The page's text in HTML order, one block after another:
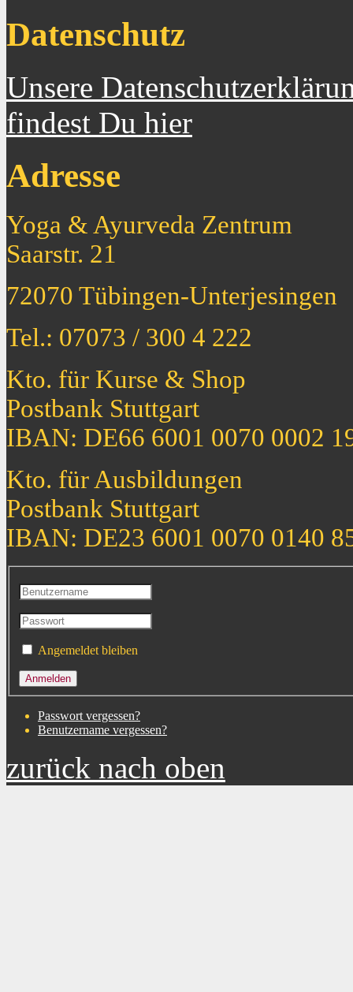
Datenschutz
Unsere
findest Du hier
Adresse
Yoga & Ayurveda Zentrum
Saarstr. 21
72070 Tübingen-Unterjesingen
Tel.: 07073 / 300 4 222
Kto. für Kurse & Shop
Postbank Stuttgart
IBAN: DE66 6001 0070 0002
Kto. für Ausbildungen
Postbank Stuttgart
IBAN: DE23 6001 0070 0140
Angemeldet bleiben
Passwort vergessen?
Benutzername vergessen?
zurück nach oben